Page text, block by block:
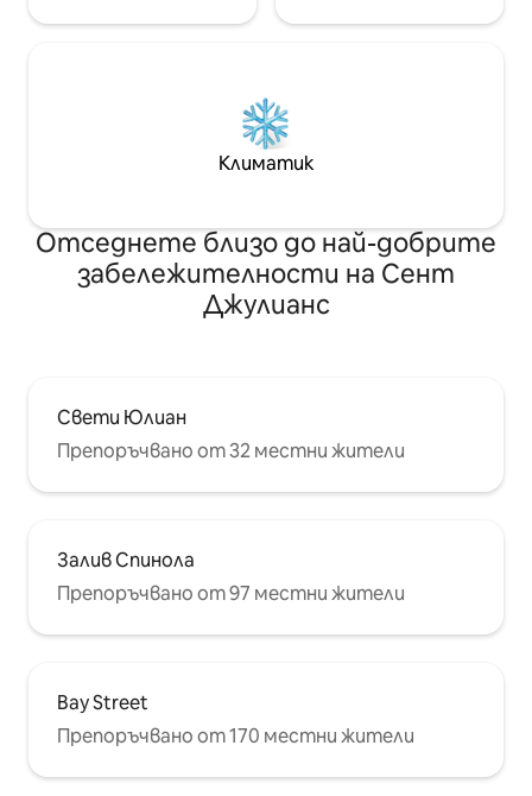
Климатик
Отседнете близо до най-добрите
забележителности на Сент
Джулианс
Свети Юлиан
Препоръчвано от 32 местни жители
Залив Спинола
Препоръчвано от 97 местни жители
Bay Street
Препоръчвано от 170 местни жители